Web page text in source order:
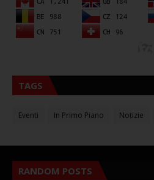
TAGS
Eventi In Primo Piano Notizie
RANDOM POSTS